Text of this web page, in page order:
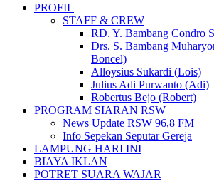
PROFIL
STAFF & CREW
RD. Y. Bambang Condro
Drs. S. Bambang
Boncel)
Alloysius Sukardi (Lois)
Julius Adi Purwanto (Adi)
Robertus Bejo (Robert)
PROGRAM SIARAN RSW
News Update RSW 96,8 FM
Info Sepekan Seputar Gereja
LAMPUNG HARI INI
BIAYA IKLAN
POTRET SUARA WAJAR